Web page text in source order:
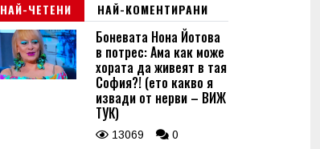
НАЙ-ЧЕТЕНИ НАЙ-КОМЕНТИРАНИ
Боневата Нона Йотова
в потрес: Ама как може
хората да живеят в тая
София?! (ето какво я
извади от нерви – ВИЖ
ТУК)
13069 0